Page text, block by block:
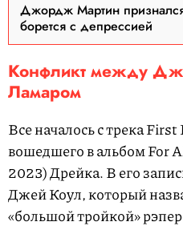
Джордж Мартин
борется с депрессией
Конфликт между
Ламаром
Все началось с трека
вошедшего в альбом For
2023) Дрейка. В его
Джей Коул, который
«большой тройкой»